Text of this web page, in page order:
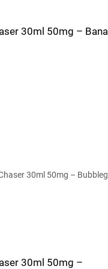
30ml 50mg –
30ml 50mg –